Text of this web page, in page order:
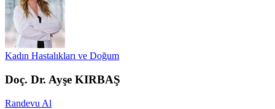
Kadın Hastalıkları ve Doğum
Doç. Dr. Ayşe KIRBAŞ
Randevu Al